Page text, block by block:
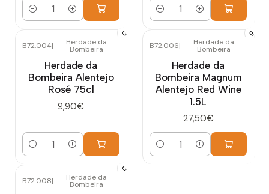
Cantidad Cantidad
B72.004| Herdade da
Bombeira
Herdade da
Bombeira Alentejo
Rosé 75cl
9,90€
Cantidad
B72.006| Herdade da
Bombeira
Herdade da
Bombeira Magnum
Alentejo Red Wine
1.5L
27,50€
Cantidad
B72.008| Herdade da
Bombeira